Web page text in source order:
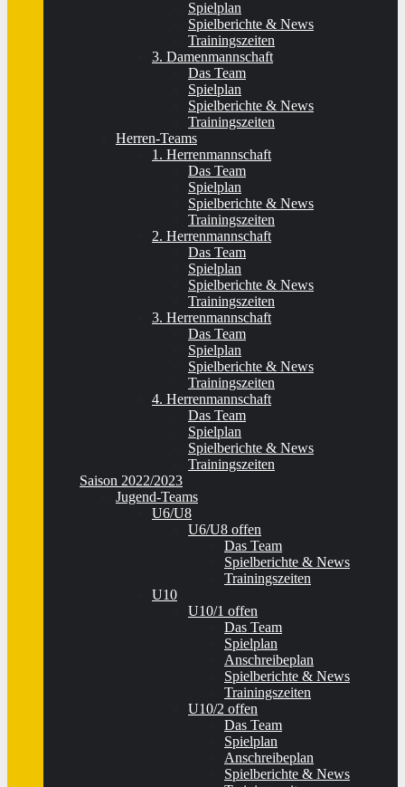
Spielplan
Spielberichte & News
Trainingszeiten
3. Damenmannschaft
Das Team
Spielplan
Spielberichte & News
Trainingszeiten
Herren-Teams
1. Herrenmannschaft
Das Team
Spielplan
Spielberichte & News
Trainingszeiten
2. Herrenmannschaft
Das Team
Spielplan
Spielberichte & News
Trainingszeiten
3. Herrenmannschaft
Das Team
Spielplan
Spielberichte & News
Trainingszeiten
4. Herrenmannschaft
Das Team
Spielplan
Spielberichte & News
Trainingszeiten
Saison 2022/2023
Jugend-Teams
U6/U8
U6/U8 offen
Das Team
Spielberichte & News
Trainingszeiten
U10
U10/1 offen
Das Team
Spielplan
Anschreibeplan
Spielberichte & News
Trainingszeiten
U10/2 offen
Das Team
Spielplan
Anschreibeplan
Spielberichte & News